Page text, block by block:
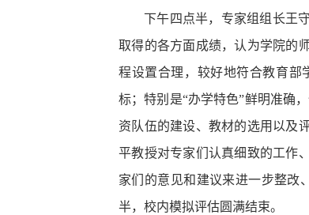
下午四点半，专家组组长王
取得的各方面成绩，认为学院的
程设置合理，较好地符合教育部
标；特别是“办学特色”鲜明准确
资队伍的建设、教材的选用以及
平教授对专家们认真细致的工作
家们的意见和建议来进一步整改
半，校内模拟评估圆满结束。